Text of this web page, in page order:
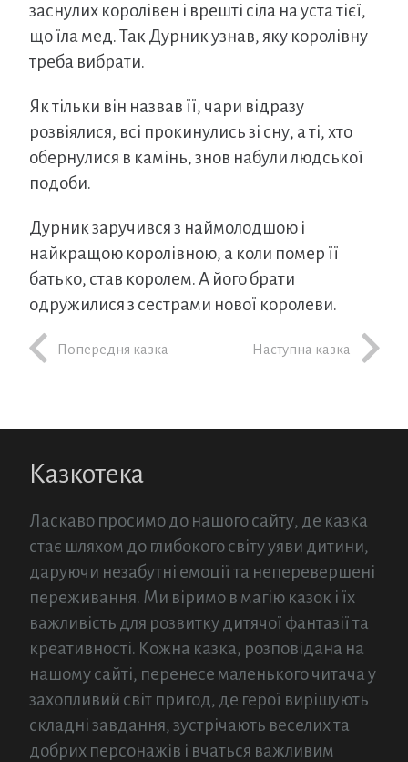
заснулих королівен і врешті сіла на уста тієї,
що їла мед. Так Дурник узнав, яку королівну
треба вибрати.
Як тільки він назвав її, чари відразу
розвіялися, всі прокинулись зі сну, а ті, хто
обернулися в камінь, знов набули людської
подоби.
Дурник заручився з наймолодшою і
найкращою королівною, а коли помер її
батько, став королем. А його брати
одружилися з сестрами нової королеви.
Попередня казка Наступна казка
Казкотека
Ласкаво просимо до нашого сайту, де казка
стає шляхом до глибокого світу уяви дитини,
даруючи незабутні емоції та неперевершені
переживання. Ми віримо в магію казок і їх
важливість для розвитку дитячої фантазії та
креативності. Кожна казка, розповідана на
нашому сайті, перенесе маленького читача у
захопливий світ пригод, де герої вирішують
складні завдання, зустрічають веселих та
добрих персонажів і вчаться важливим